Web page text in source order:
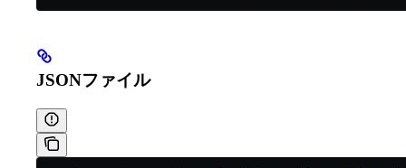
JSONファイル